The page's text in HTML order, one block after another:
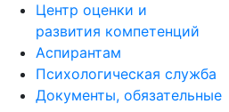
Центр оценки и
развития компетенций
Аспирантам
Психологическая служба
Документы, обязательные